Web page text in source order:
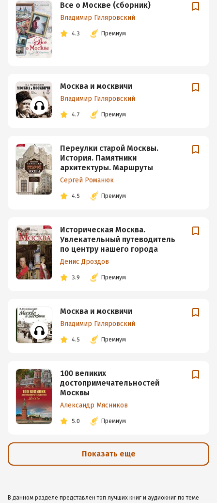
Все о Москве (сборник)
Владимир Гиляровский
4.3 Премиум
Москва и москвичи
Владимир Гиляровский
4.7 Премиум
Переулки старой Москвы.
История. Памятники
архитектуры. Маршруты
Сергей Романюк
4.5 Премиум
Историческая Москва.
Увлекательный путеводитель
по центру нашего города
Денис Дроздов
3.9 Премиум
Москва и москвичи
Владимир Гиляровский
4.5 Премиум
100 великих
достопримечательностей
Москвы
Александр Мясников
5.0 Премиум
Показать еще
В данном разделе представлен топ лучших книг и аудиокниг по теме